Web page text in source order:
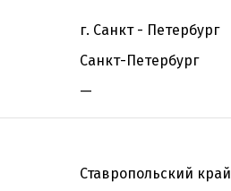
г. Санкт - Петербург
Санкт-Петербург
—
Ставропольский край